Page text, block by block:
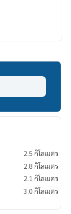
2.5 กิโลเมตร
2.8 กิโลเมตร
2.1 กิโลเมตร
3.0 กิโลเมตร